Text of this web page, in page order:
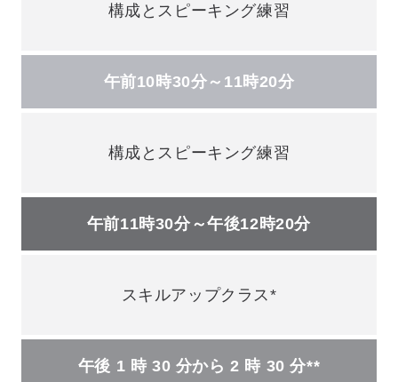
構成とスピーキング練習
午前10時30分～11時20分
構成とスピーキング練習
午前11時30分～午後12時20分
スキルアップクラス*
午後 1 時 30 分から 2 時 30 分**